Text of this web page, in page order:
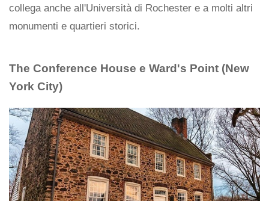
collega anche all'Università di Rochester e a molti altri
monumenti e quartieri storici.
The Conference House e Ward's Point (New
York City)